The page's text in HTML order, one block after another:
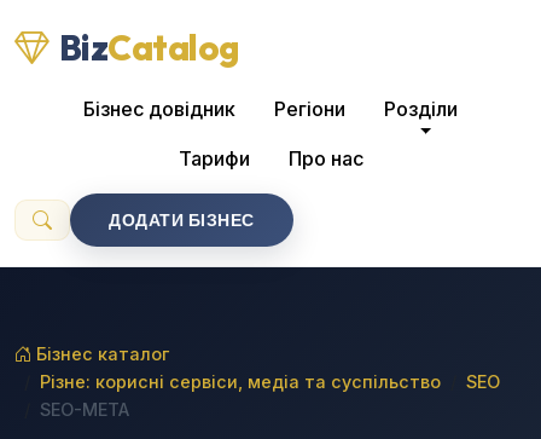
BizCatalog
Бізнес довідник Регіони Розділи
Тарифи Про нас
ДОДАТИ БІЗНЕС
Бізнес каталог
Різне: корисні сервіси, медіа та суспільство
SEO
SEO-META